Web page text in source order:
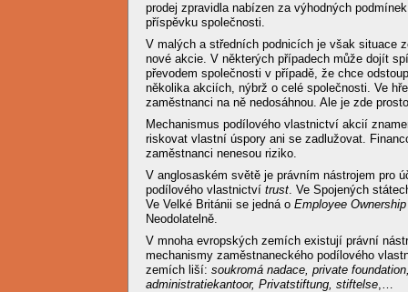
prodej zpravidla nabízen za výhodných
příspěvku společnosti.
V malých a středních podnicích je však situace
nové akcie. V některých případech může dojít
převodem společnosti v případě, že chce
několika akciích, nýbrž o celé společnosti. Ve
zaměstnanci na ně nedosáhnou. Ale je zde
Mechanismus podílového vlastnictví akcií
riskovat vlastní úspory ani se zadlužovat.
zaměstnanci nenesou riziko.
V anglosaském světě je právním nástrojem pro
podílového vlastnictví trust. Ve Spojených
Ve Velké Británii se jedná o Employee
Neodolatelně.
V mnoha evropských zemích existují právní
mechanismy zaměstnaneckého podílového
zemích liší: soukromá nadace, private
administratiekantoor, Privatstiftung, stiftelse,…